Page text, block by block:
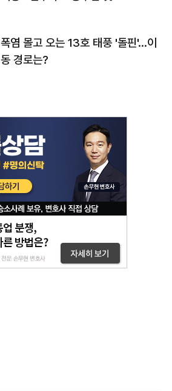
폭염 몰고 오는 13호 태풍 '돌핀'…이
동 경로는?